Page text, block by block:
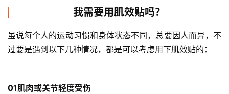
我需要用肌效贴吗？
虽说每个人的运动习惯和身体状态不同，总要因人而异，不
过要是遇到以下几种情况，都是可以考虑用下肌效贴的：
01肌肉或关节轻度受伤